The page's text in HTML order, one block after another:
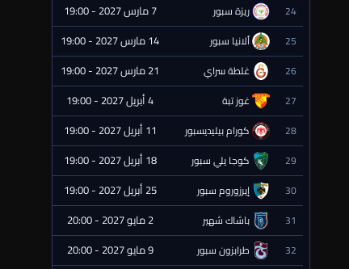
24 ريزة سبور 7 مارس 2027 - 19:00
25 ألانيا سبور 14 مارس 2027 - 19:00
26 غلطة سراي 21 مارس 2027 - 19:00
27 غوز تبة 4 أبريل 2027 - 19:00
28 كورام بيليديسبور 11 أبريل 2027 - 19:00
29 كوجا يلي سبور 18 أبريل 2027 - 19:00
30 إيرزوروم سبور 25 أبريل 2027 - 19:00
31 باشاك شهير 2 مايو 2027 - 20:00
32 طرابزون سبور 9 مايو 2027 - 20:00